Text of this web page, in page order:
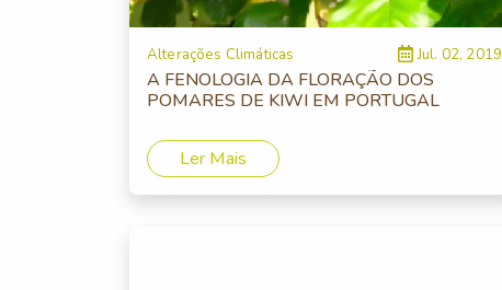
Alterações Climáticas Jul. 02, 2019
A FENOLOGIA DA FLORAÇÃO DOS
POMARES DE KIWI EM PORTUGAL
Ler Mais